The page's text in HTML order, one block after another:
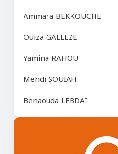
Ammara BEKKOUCHE
Ouiza GALLEZE
Yamina RAHOU
Mehdi SOUIAH
Benaouda LEBDAÏ